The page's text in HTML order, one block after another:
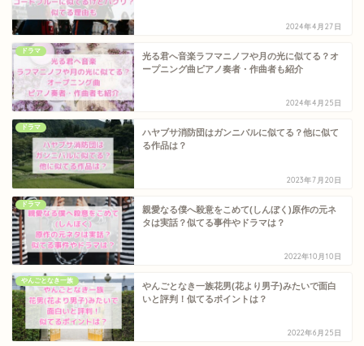
2024年4月27日
ドラマ
光る君へ音楽ラフマニノフや月の光に似てる？オ
ープニング曲ピアノ奏者・作曲者も紹介
2024年4月25日
ドラマ
ハヤブサ消防団はガンニバルに似てる？他に似て
る作品は？
2023年7月20日
ドラマ
親愛なる僕へ殺意をこめて(しんぼく)原作の元ネ
タは実話？似てる事件やドラマは？
2022年10月10日
やんごとなき一族
やんごとなき一族花男(花より男子)みたいで面白
いと評判！似てるポイントは？
2022年6月25日